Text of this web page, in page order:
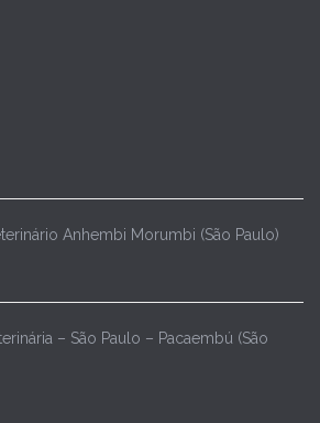
Anhembi Morumbi (São Paulo)
– São Paulo – Pacaembú (São